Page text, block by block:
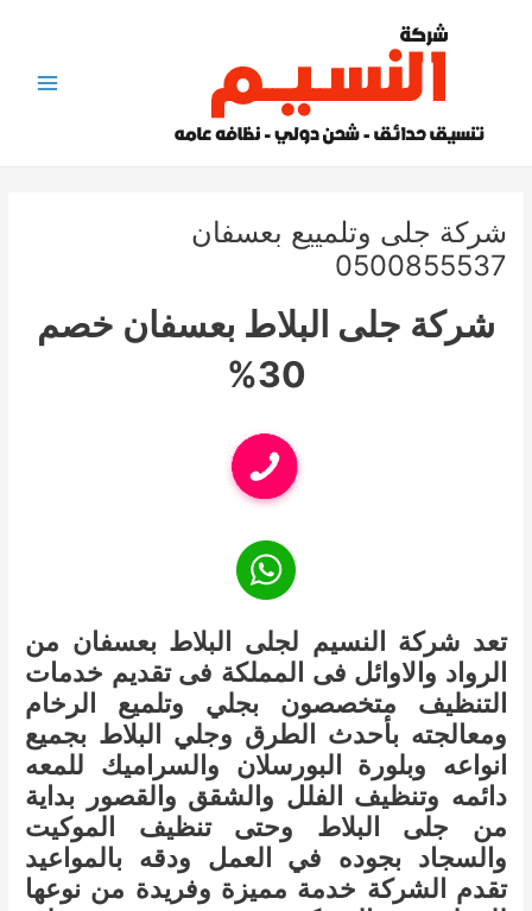
شركة جلى وتلمييع بعسفان
0500855537
شركة جلى البلاط بعسفان خصم
30%
تعد شركة النسيم لجلى البلاط بعسفان من
الرواد والاوائل فى المملكة فى تقديم خدمات
التنظيف متخصصون بجلي وتلميع الرخام
ومعالجته بأحدث الطرق وجلي البلاط بجميع
انواعه وبلورة البورسلان والسراميك للمعه
دائمه وتنظيف الفلل والشقق والقصور بداية
من جلى البلاط وحتى تنظيف الموكيت
والسجاد بجوده في العمل ودقه بالمواعيد
تقدم الشركة خدمة مميزة وفريدة من نوعها